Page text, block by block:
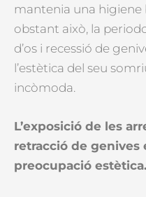
mantenia una higiene
obstant això, la
d’os i recessió de
l’estètica del seu
incòmoda.
L’exposició de les
retracció de genives
preocupació estètica.